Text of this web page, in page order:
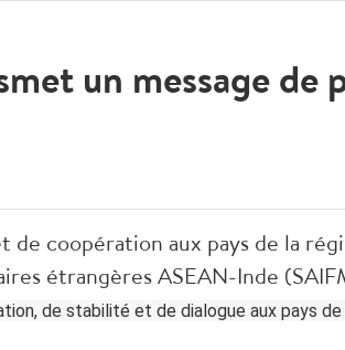
un message de
de coopération aux pays de la
étrangères ASEAN-Inde
de stabilité et de dialogue aux pays